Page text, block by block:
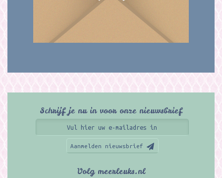
Schrijf je nu in voor onze nieuwsbrief
Aanmelden nieuwsbrief
Volg meerleuks.nl